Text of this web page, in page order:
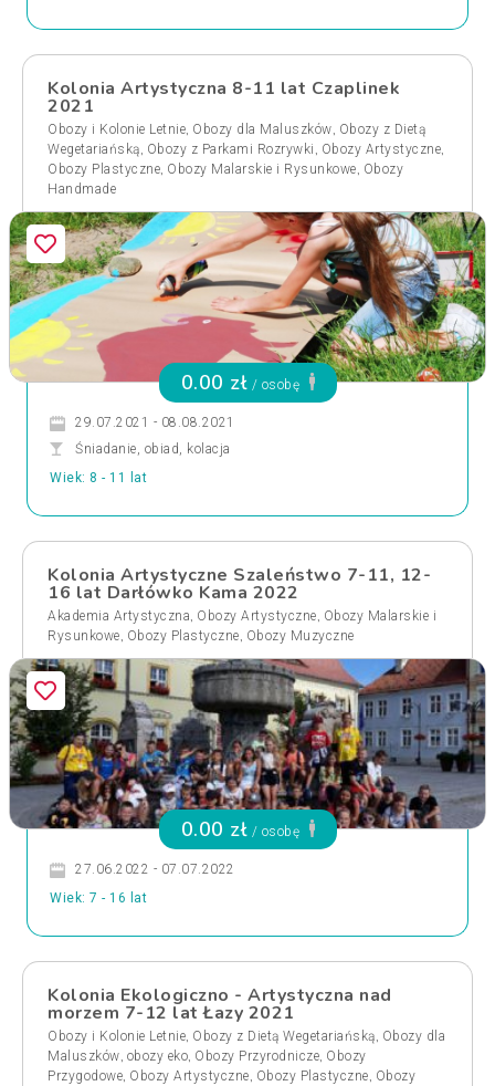
Kolonia Artystyczna 8-11 lat Czaplinek
2021
Obozy i Kolonie Letnie, Obozy dla Maluszków, Obozy z Dietą
Wegetariańską, Obozy z Parkami Rozrywki , Obozy Artystyczne,
Obozy Plastyczne, Obozy Malarskie i Rysunkowe, Obozy
Handmade
0.00 zł / osobę
29.07.2021 - 08.08.2021
Śniadanie, obiad, kolacja
Wiek: 8 - 11 lat
Kolonia Artystyczne Szaleństwo 7-11, 12-
16 lat Darłówko Kama 2022
Akademia Artystyczna, Obozy Artystyczne, Obozy Malarskie i
Rysunkowe, Obozy Plastyczne, Obozy Muzyczne
0.00 zł / osobę
27.06.2022 - 07.07.2022
Wiek: 7 - 16 lat
Kolonia Ekologiczno - Artystyczna nad
morzem 7-12 lat Łazy 2021
Obozy i Kolonie Letnie, Obozy z Dietą Wegetariańską, Obozy dla
Maluszków, obozy eko, Obozy Przyrodnicze, Obozy
Przygodowe, Obozy Artystyczne, Obozy Plastyczne, Obozy